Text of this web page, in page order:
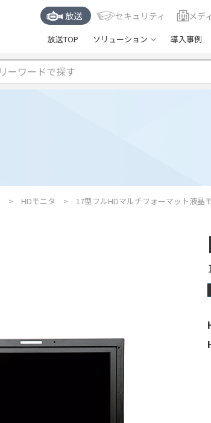
放送 セキュリティ メデ
放送TOP ソリューション 導入事例
HDモニタ 17型フルHDマルチフォーマット液晶